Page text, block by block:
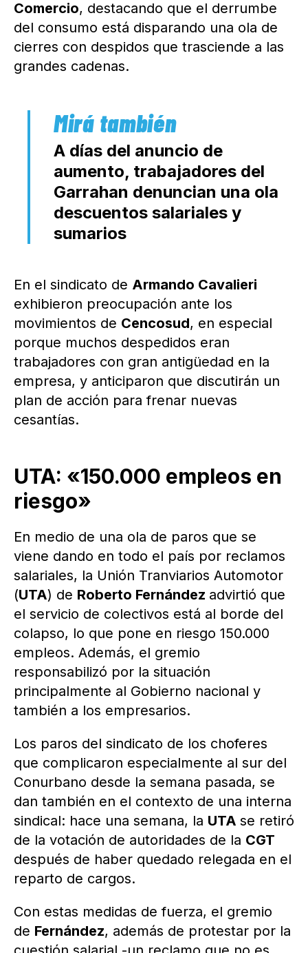
Comercio, destacando que el derrumbe
del consumo está disparando una ola de
cierres con despidos que trasciende a las
grandes cadenas.
A días del anuncio de
aumento, trabajadores del
Garrahan denuncian una ola
descuentos salariales y
sumarios
En el sindicato de Armando Cavalieri
exhibieron preocupación ante los
movimientos de Cencosud, en especial
porque muchos despedidos eran
trabajadores con gran antigüedad en la
empresa, y anticiparon que discutirán un
plan de acción para frenar nuevas
cesantías.
UTA: «150.000 empleos en
riesgo»
En medio de una ola de paros que se
viene dando en todo el país por reclamos
salariales, la Unión Tranviarios Automotor
(UTA) de Roberto Fernández advirtió que
el servicio de colectivos está al borde del
colapso, lo que pone en riesgo 150.000
empleos. Además, el gremio
responsabilizó por la situación
principalmente al Gobierno nacional y
también a los empresarios.
Los paros del sindicato de los choferes
que complicaron especialmente al sur del
Conurbano desde la semana pasada, se
dan también en el contexto de una interna
sindical: hace una semana, la UTA se retiró
de la votación de autoridades de la CGT
después de haber quedado relegada en el
reparto de cargos.
Con estas medidas de fuerza, el gremio
de Fernández, además de protestar por la